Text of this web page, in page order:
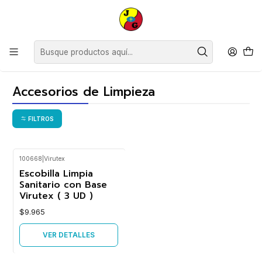
Estimados Clientes, desde el lunes 13 de julio y hasta el viernes 24 de
julio inclusive, no contaremos con horario continuado, siendo nuestro
horario de atención de 09:00 a 12:30 y de 14:30 a 18:00
hrs.Agradecemos su comprensión.
Inicio Limpieza Baño y Cocina Accesorios de Limpieza
Accesorios de Limpieza
FILTROS
100668 Virutex
Escobilla Limpia
Sanitario con Base
Virutex ( 3 UD )
$9.965
VER DETALLES